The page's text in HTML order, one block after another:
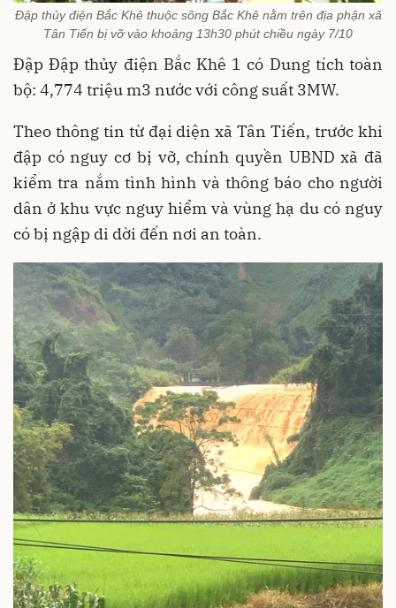
Đập thủy điện Bắc Khê thuộc sông Bắc Khê nằm trên địa phận xã
Tân Tiến bị vỡ vào khoảng 13h30 phút chiều ngày 7/10
Đập Đập thủy điện Bắc Khê 1 có Dung tích toàn
bộ: 4,774 triệu m3 nước với công suất 3MW.
Theo thông tin từ đại diện xã Tân Tiến, trước khi
đập có nguy cơ bị vỡ, chính quyền UBND xã đã
kiểm tra nắm tình hình và thông báo cho người
dân ở khu vực nguy hiểm và vùng hạ du có nguy
có bị ngập di dời đến nơi an toàn.